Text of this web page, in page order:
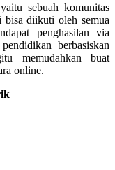
sebuah komunitas
diikuti oleh semua
penghasilan via
berbasiskan
memudahkan buat
online.